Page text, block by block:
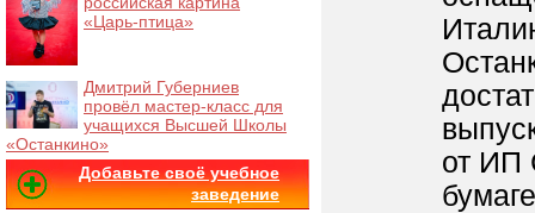
от ИП
«Царь-птица»
Дмитрий Губерниев
провёл мастер-класс для
учащихся Высшей Школы
«Останкино»
Добавьте своё учебное
заведение